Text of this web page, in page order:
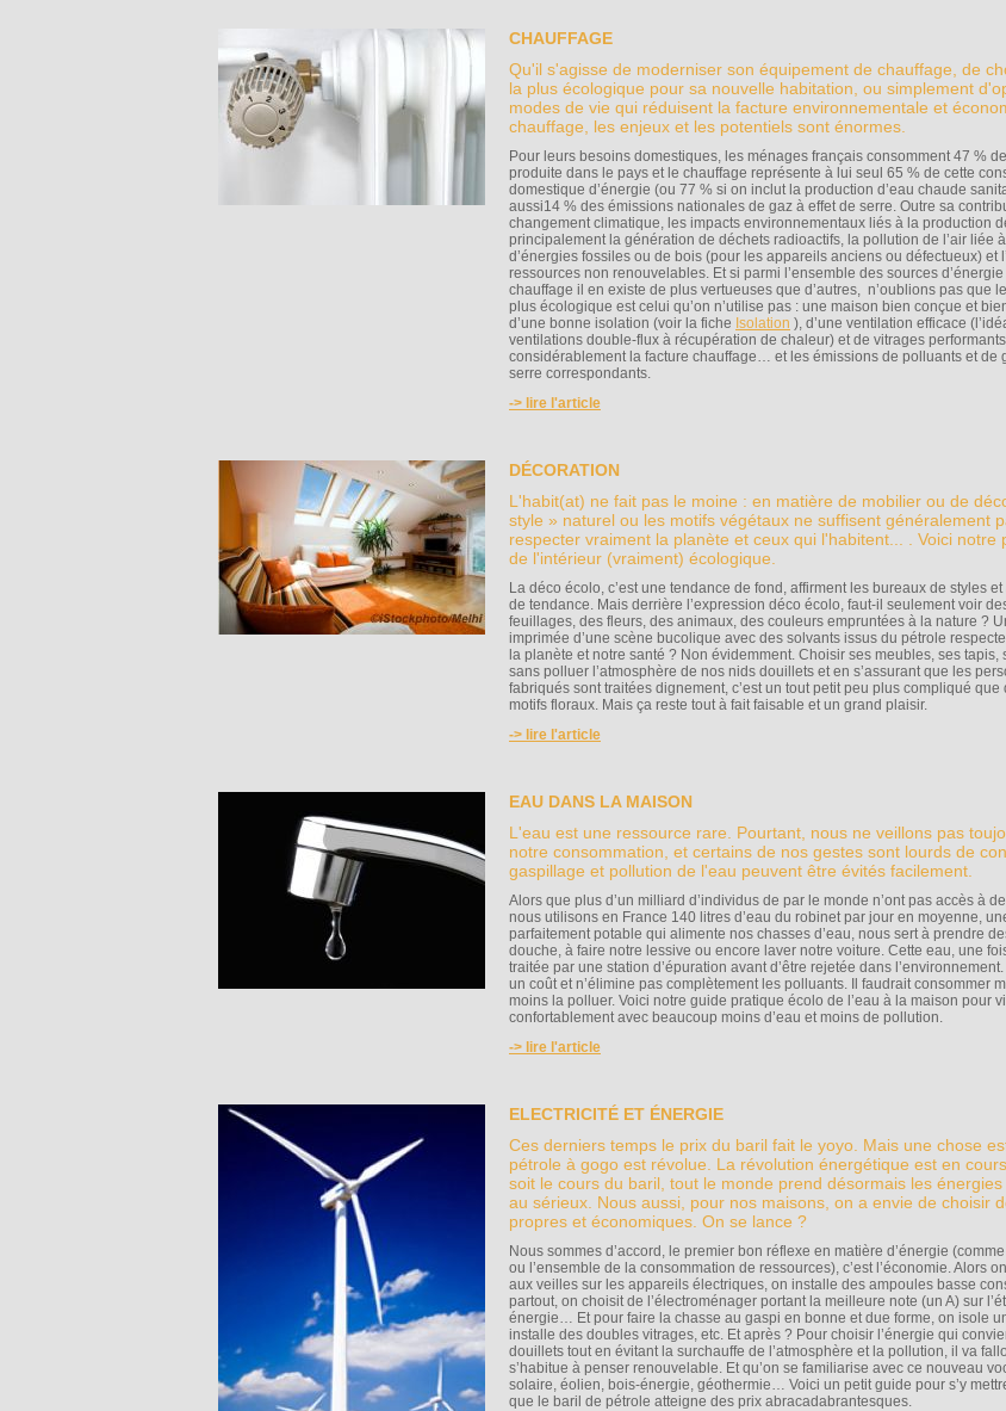
CHAUFFAGE
Qu'il s'agisse de moderniser son équipement de chauffage, de
la plus écologique pour sa nouvelle habitation, ou simplement
modes de vie qui réduisent la facture environnementale et
chauffage, les enjeux et les potentiels sont énormes.
Pour leurs besoins domestiques, les ménages français consomment 47 %
produite dans le pays et le chauffage représente à lui seul 65 % de cette
domestique d’énergie (ou 77 % si on inclut la production d’eau chaude
aussi14 % des émissions nationales de gaz à effet de serre. Outre sa
changement climatique, les impacts environnementaux liés à la production
principalement la génération de déchets radioactifs, la pollution de l’air liée
d’énergies fossiles ou de bois (pour les appareils anciens ou défectueux) et
ressources non renouvelables. Et si parmi l’ensemble des sources
chauffage il en existe de plus vertueuses que d’autres, n’oublions pas que
plus écologique est celui qu’on n’utilise pas : une maison bien conçue et
d’une bonne isolation (voir la fiche Isolation ), d’une ventilation efficace
ventilations double-flux à récupération de chaleur) et de vitrages
considérablement la facture chauffage… et les émissions de polluants et de
serre correspondants.
-> lire l'article
DÉCORATION
L'habit(at) ne fait pas le moine : en matière de mobilier ou de
style » naturel ou les motifs végétaux ne suffisent généralement
respecter vraiment la planète et ceux qui l'habitent... . Voici notre
de l'intérieur (vraiment) écologique.
La déco écolo, c’est une tendance de fond, affirment les bureaux de styles
de tendance. Mais derrière l’expression déco écolo, faut-il seulement voir
feuillages, des fleurs, des animaux, des couleurs empruntées à la nature ?
imprimée d’une scène bucolique avec des solvants issus du pétrole
la planète et notre santé ? Non évidemment. Choisir ses meubles, ses tapis,
sans polluer l’atmosphère de nos nids douillets et en s’assurant que les
fabriqués sont traitées dignement, c’est un tout petit peu plus compliqué que
motifs floraux. Mais ça reste tout à fait faisable et un grand plaisir.
-> lire l'article
EAU DANS LA MAISON
L'eau est une ressource rare. Pourtant, nous ne veillons pas
notre consommation, et certains de nos gestes sont lourds de
gaspillage et pollution de l'eau peuvent être évités facilement.
Alors que plus d’un milliard d’individus de par le monde n’ont pas accès à
nous utilisons en France 140 litres d’eau du robinet par jour en moyenne,
parfaitement potable qui alimente nos chasses d’eau, nous sert à prendre
douche, à faire notre lessive ou encore laver notre voiture. Cette eau, une
traitée par une station d’épuration avant d’être rejetée dans
un coût et n’élimine pas complètement les polluants. Il faudrait consommer
moins la polluer. Voici notre guide pratique écolo de l’eau à la maison pour
confortablement avec beaucoup moins d’eau et moins de pollution.
-> lire l'article
ELECTRICITÉ ET ÉNERGIE
Ces derniers temps le prix du baril fait le yoyo. Mais une chose
pétrole à gogo est révolue. La révolution énergétique est en
soit le cours du baril, tout le monde prend désormais les
au sérieux. Nous aussi, pour nos maisons, on a envie de choisir
propres et économiques. On se lance ?
Nous sommes d’accord, le premier bon réflexe en matière d’énergie
ou l’ensemble de la consommation de ressources), c’est l’économie. Alors
aux veilles sur les appareils électriques, on installe des ampoules basse
partout, on choisit de l’électroménager portant la meilleure note (un A) sur
énergie… Et pour faire la chasse au gaspi en bonne et due forme, on isole
installe des doubles vitrages, etc. Et après ? Pour choisir l’énergie qui
douillets tout en évitant la surchauffe de l’atmosphère et la pollution, il va
s’habitue à penser renouvelable. Et qu’on se familiarise avec ce nouveau
solaire, éolien, bois-énergie, géothermie… Voici un petit guide pour s’y
que le baril de pétrole atteigne des prix abracadabrantesques.